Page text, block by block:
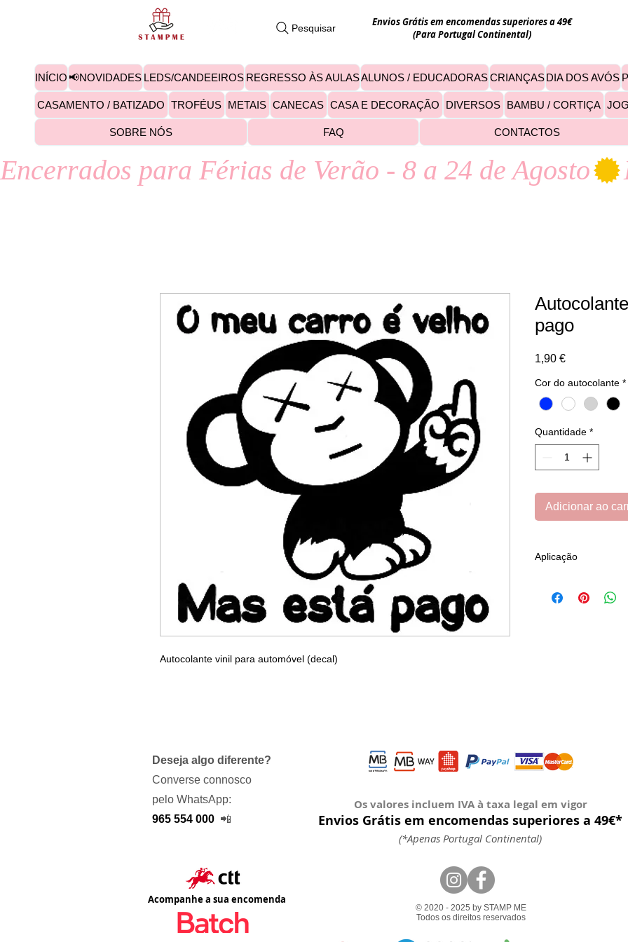
Pesquisar
Envios Grátis em encomendas superiores a 49€
(Para Portugal Continental)
Autocolante vinil para automóvel (decal)
pago
1,90 €Preço
Cor do autocolante *
Quantidade *
Adicionar ao
Aplicação
INÍCIO 📢NOVIDADES LEDS/CANDEEIROS REGRESSO ÀS AULASALUNOS / EDUCADORASCRIANÇASDIA DOS AVÓS
CASAMENTO / BATIZADO TROFÉUS METAIS CANECAS CASA E DECORAÇÃO DIVERSOS BAMBU / CORTIÇA
SOBRE NÓS FAQ CONTACTOS
Encerrados para Férias de Verão - 8 a 24 de Agosto
Deseja algo diferente?
Converse connosco
pelo WhatsApp:
965 554 000 📲
Os valores incluem IVA à taxa legal em vigor
Envios Grátis em encomendas superiores a 49€*
(*Apenas Portugal Continental)
Acompanhe a sua encomenda
© 2020 - 2025 by STAMP ME
Todos os direitos reservados